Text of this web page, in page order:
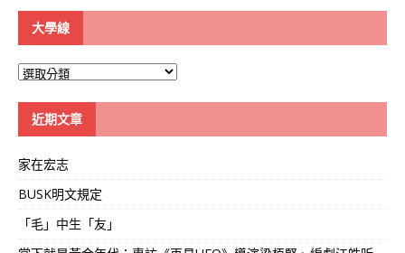
大學線
大
近期文章
家在宏志
BUSK明文規定
「毛」中生「友」